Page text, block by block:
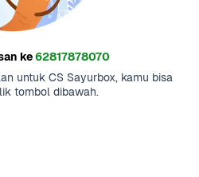
ke62817878070
untuk CS Sayurbox, kamu bisa
tombol dibawah.